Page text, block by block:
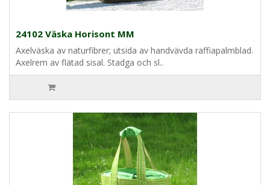
24102 Väska Horisont MM
Axelväska av naturfibrer; utsida av handvävda raffiapalmblad.
Axelrem av flätad sisal. Stadga och sl..